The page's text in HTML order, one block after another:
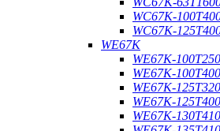
WC67K-
WC67K-
WE67K
WE67K-
WE67K-
WE67K-
WE67K-
WE67K-